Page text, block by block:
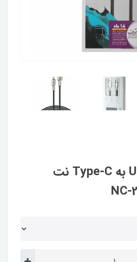
کابل تبدیل USB به Type-C نت